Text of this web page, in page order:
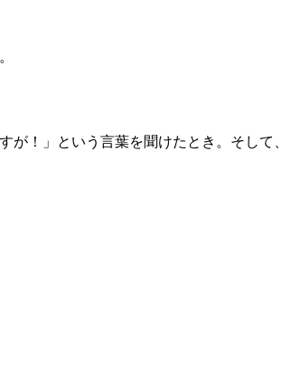
！」という言葉を聞けたとき。そし